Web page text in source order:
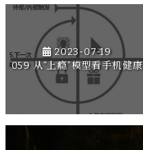
2023-07-19
059 从“上瘾”模型看手机健康